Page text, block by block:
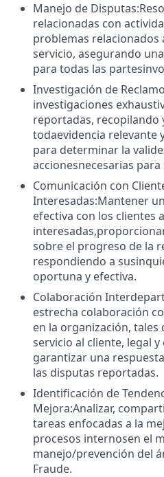
Manejo de
relacionadas con
problemas relacionados
servicio, asegurando
para todas las
Investigación de
investigaciones
reportadas, recopilando
todaevidencia relevante
para determinar la
accionesnecesarias
Comunicación con
Interesadas:Mantener
efectiva con los clientes
sobre el progreso de la
respondiendo a
oportuna y efectiva.
Colaboración
estrecha colaboración
en la organización,
servicio al cliente, legal
garantizar una
las disputas reportadas.
Identificación de
Mejora:Analizar,
tareas enfocadas a la
procesos internosen el
manejo/prevención del
Fraude.